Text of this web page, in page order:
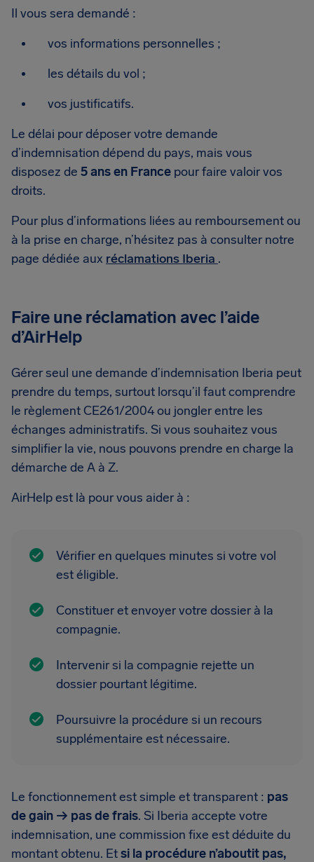
Il vous sera demandé :
vos informations personnelles ;
les détails du vol ;
vos justificatifs.
Le délai pour déposer votre demande
d’indemnisation dépend du pays, mais vous
disposez de 5 ans en France pour faire valoir vos
droits.
Pour plus d’informations liées au remboursement ou
à la prise en charge, n’hésitez pas à consulter notre
page dédiée aux réclamations Iberia .
Faire une réclamation avec l’aide
d’AirHelp
Gérer seul une demande d’indemnisation Iberia peut
prendre du temps, surtout lorsqu’il faut comprendre
le règlement CE261/2004 ou jongler entre les
échanges administratifs. Si vous souhaitez vous
simplifier la vie, nous pouvons prendre en charge la
démarche de A à Z.
AirHelp est là pour vous aider à :
Vérifier en quelques minutes si votre vol
est éligible.
Constituer et envoyer votre dossier à la
compagnie.
Intervenir si la compagnie rejette un
dossier pourtant légitime.
Poursuivre la procédure si un recours
supplémentaire est nécessaire.
Le fonctionnement est simple et transparent : pas
de gain → pas de frais. Si Iberia accepte votre
indemnisation, une commission fixe est déduite du
montant obtenu. Etsi la procédure n’aboutit pas,